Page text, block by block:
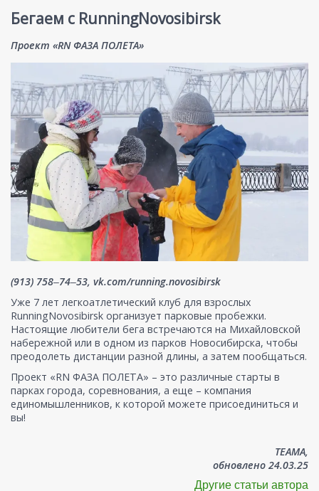
Бегаем с RunningNovosibirsk
Проект «RN ФАЗА ПОЛЕТА»
(913) 758‒74‒53, vk.com/running.novosibirsk
Уже 7 лет легкоатлетический клуб для взрослых
RunningNovosibirsk организует парковые пробежки.
Настоящие любители бега встречаются на Михайловской
набережной или в одном из парков Новосибирска, чтобы
преодолеть дистанции разной длины, а затем пообщаться.
Проект «RN ФАЗА ПОЛЕТА» – это различные старты в
парках города, соревнования, а еще – компания
единомышленников, к которой можете присоединиться и
вы!
ТЕАМА,
обновлено 24.03.25
Другие статьи автора